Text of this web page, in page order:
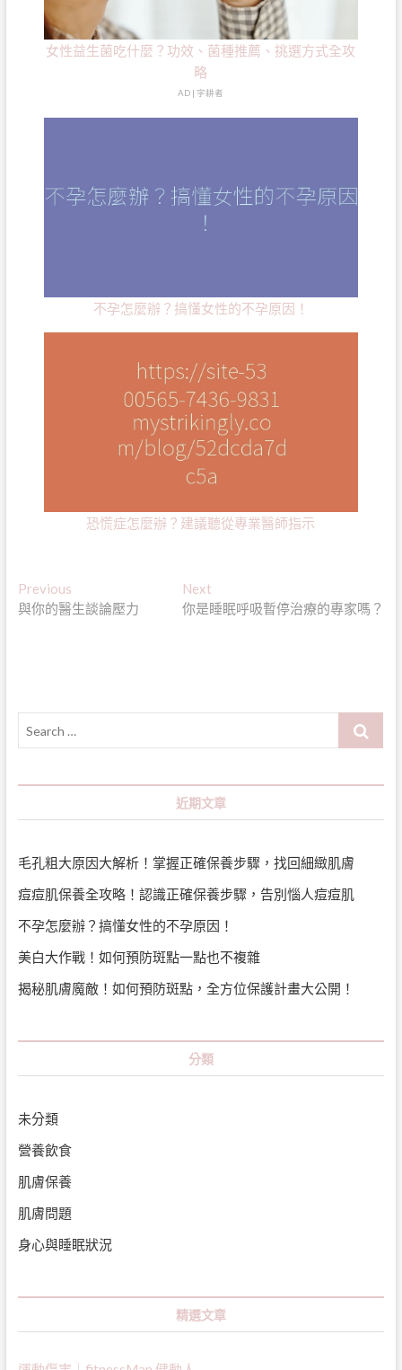
女性益生菌吃什麼？功效、菌種推薦、挑選方式全攻
略
AD | 字耕者
不孕怎麼辦？搞懂女性的不孕原因！
恐慌症怎麼辦？建議聽從專業醫師指示
文
章
PreviousPrevious
post:
與你的醫生談論壓力
Next
post:
你是睡眠呼吸暫停治療的專家嗎？
Search
近期文章
毛孔粗大原因大解析！掌握正確保養步驟，找回細緻肌膚
痘痘肌保養全攻略！認識正確保養步驟，告別惱人痘痘肌
不孕怎麼辦？搞懂女性的不孕原因！
美白大作戰！如何預防斑點一點也不複雜
揭秘肌膚魔敵！如何預防斑點，全方位保護計畫大公開！
分類
未分類
營養飲食
肌膚保養
肌膚問題
身心與睡眠狀況
精選文章